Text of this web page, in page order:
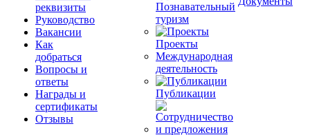
реквизиты
Руководство
Вакансии
Как
добраться
Вопросы и
ответы
Награды и
сертификаты
Отзывы
Познавательный
туризм
Проекты
Международная
деятельность
Публикации